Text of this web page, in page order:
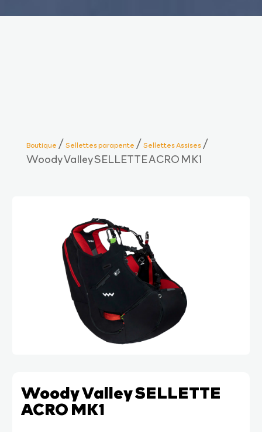
Boutique /Sellettes parapente /Sellettes Assises/
Woody Valley SELLETTE ACRO MK1
Woody Valley SELLETTE
ACRO MK1